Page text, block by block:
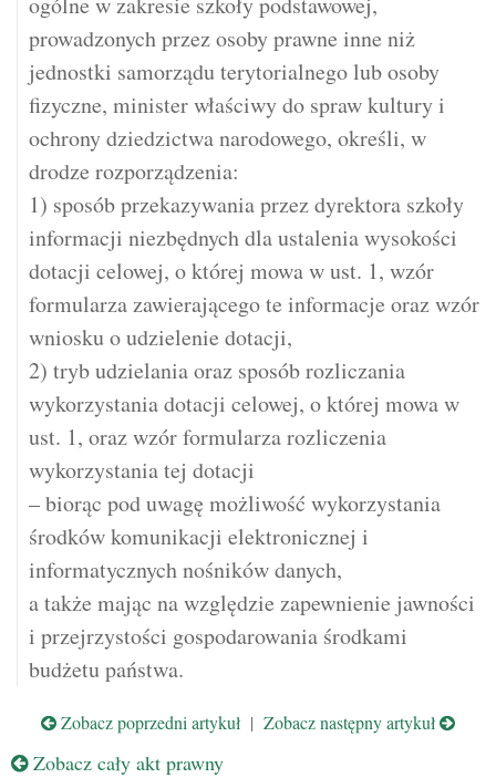
prowadzonych przez osoby prawne inne niż
jednostki samorządu terytorialnego lub osoby
fizyczne, minister właściwy do spraw kultury i
ochrony dziedzictwa narodowego, określi, w
drodze rozporządzenia:
1) sposób przekazywania przez dyrektora szkoły
informacji niezbędnych dla ustalenia wysokości
dotacji celowej, o której mowa w ust. 1, wzór
formularza zawierającego te informacje oraz wzór
wniosku o udzielenie dotacji,
2) tryb udzielania oraz sposób rozliczania
wykorzystania dotacji celowej, o której mowa w
ust. 1, oraz wzór formularza rozliczenia
wykorzystania tej dotacji
– biorąc pod uwagę możliwość wykorzystania
środków komunikacji elektronicznej i
informatycznych nośników danych,
a także mając na względzie zapewnienie jawności
i przejrzystości gospodarowania środkami
budżetu państwa.
Zobacz poprzedni artykuł | Zobacz następny artykuł
Zobacz cały akt prawny